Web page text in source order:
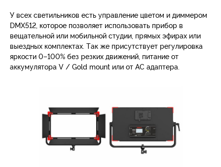
У всех светильников есть управление цветом и диммером
DMX512, которое позволяет использовать прибор в
вещательной или мобильной студии, прямых эфирах или
выездных комплектах. Так же присутствует регулировка
яркости 0–100% без резких движений, питание от
аккумулятора V / Gold mount или от AC адаптера.